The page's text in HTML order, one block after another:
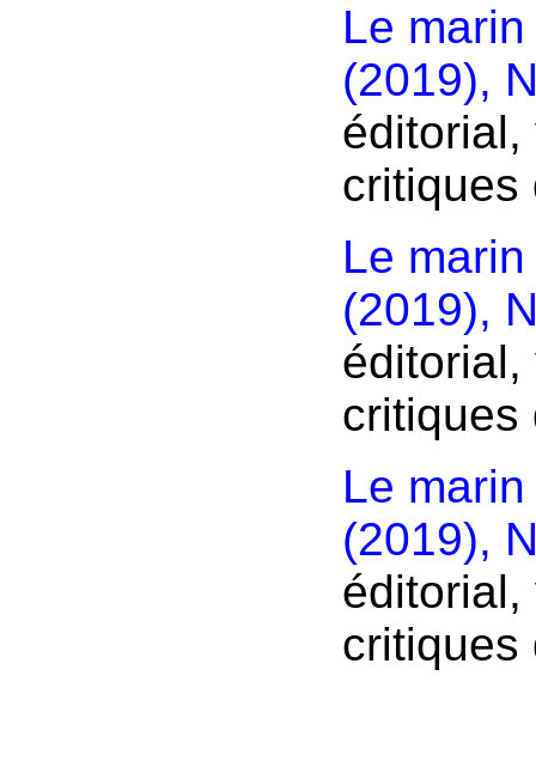
Le
(2019),
éditorial,
critiques
Le
(2019),
éditorial,
critiques
Le
(2019),
éditorial,
critiques